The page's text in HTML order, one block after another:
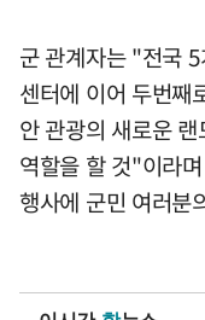
군 관계자는 "전국
센터에 이어 두번째
안 관광의 새로운
역할을 할 것"이라
행사에 군민 여러분